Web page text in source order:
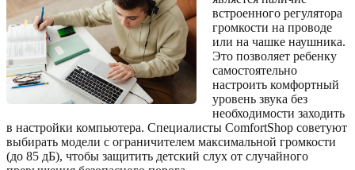
встроенного регулятора
громкости на проводе
или на чашке наушника.
Это позволяет ребенку
самостоятельно
настроить комфортный
уровень звука без
необходимости заходить
в настройки компьютера. Специалисты ComfortShop советуют
выбирать модели с ограничителем максимальной громкости
(до 85 дБ), чтобы защитить детский слух от случайного